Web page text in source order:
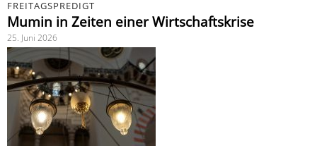
FREITAGSPREDIGT
Mumin in Zeiten einer Wirtschaftskrise
25. Juni 2026